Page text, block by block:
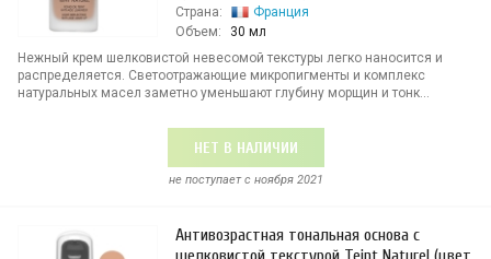
Страна:
Франция
Объем:
30 мл
Нежный крем шелковистой невесомой текстуры легко наносится и
распределяется. Светоотражающие микропигменты и комплекс
натуральных масел заметно уменьшают глубину морщин и тонк...
НЕТ В НАЛИЧИИ
не поступает c ноября 2021
Антивозрастная тональная основа с